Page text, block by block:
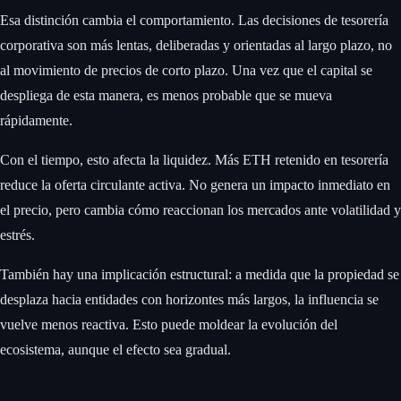
Esa distinción cambia el comportamiento. Las decisiones de tesorería
corporativa son más lentas, deliberadas y orientadas al largo plazo, no
al movimiento de precios de corto plazo. Una vez que el capital se
despliega de esta manera, es menos probable que se mueva
rápidamente.
Con el tiempo, esto afecta la liquidez. Más ETH retenido en tesorería
reduce la oferta circulante activa. No genera un impacto inmediato en
el precio, pero cambia cómo reaccionan los mercados ante volatilidad y
estrés.
También hay una implicación estructural: a medida que la propiedad se
desplaza hacia entidades con horizontes más largos, la influencia se
vuelve menos reactiva. Esto puede moldear la evolución del
ecosistema, aunque el efecto sea gradual.